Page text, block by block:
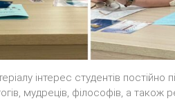
інтерес студентів
мудреців, філософів, а також